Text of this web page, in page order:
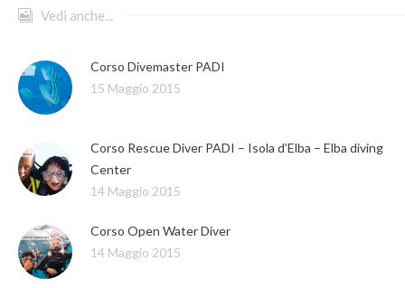
Vedi anche...
Corso Divemaster PADI
15 Maggio 2015
Corso Rescue Diver PADI – Isola d’Elba – Elba diving
Center
14 Maggio 2015
Corso Open Water Diver
14 Maggio 2015